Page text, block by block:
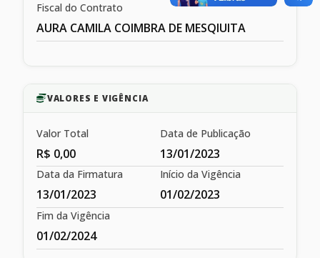
Fiscal do Contrato
AURA CAMILA COIMBRA DE MESQIUITA
VALORES E VIGÊNCIA
Valor Total
R$ 0,00
Data de Publicação
13/01/2023
Data da Firmatura
13/01/2023
Início da Vigência
01/02/2023
Fim da Vigência
01/02/2024